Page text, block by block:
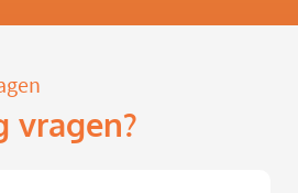
vragen?